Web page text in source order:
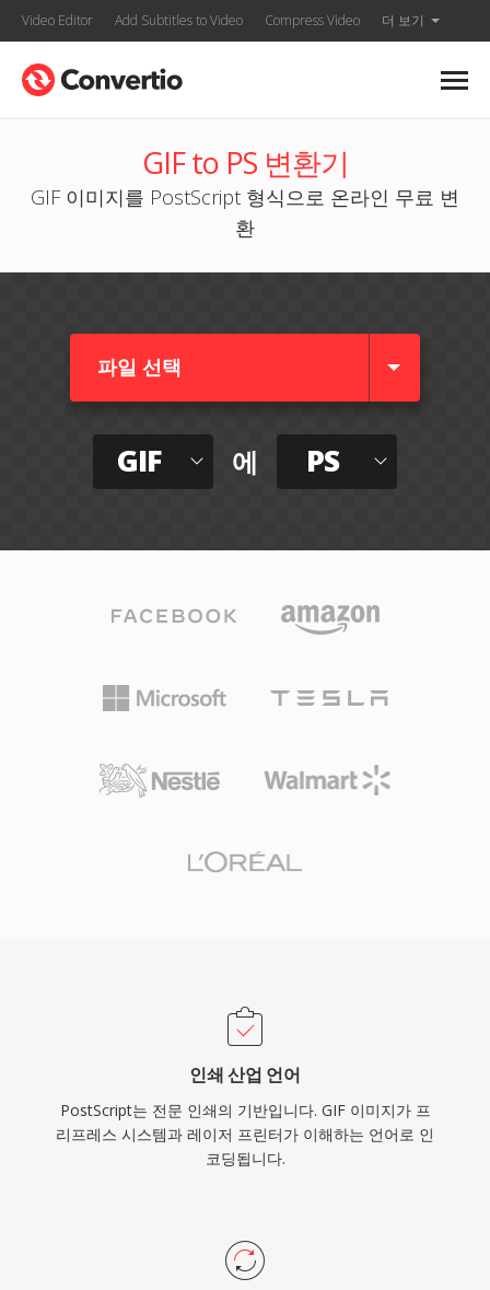
Video Editor Add Subtitles to Video Compress Video 더 보기
GIF to PS 변환기
GIF 이미지를 PostScript 형식으로 온라인 무료 변
환
파일 선택
GIF 에 PS
인쇄 산업 언어
PostScript는 전문 인쇄의 기반입니다. GIF 이미지가 프
리프레스 시스템과 레이저 프린터가 이해하는 언어로 인
코딩됩니다.